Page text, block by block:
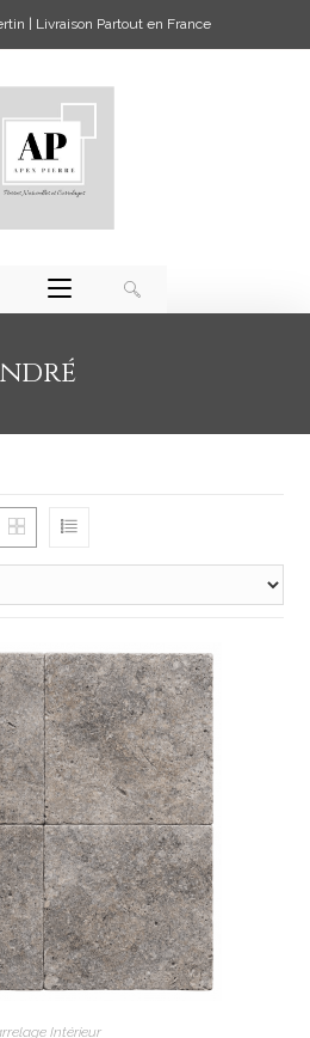
| Livraison Partout en France
AU PANIER
Intérieur